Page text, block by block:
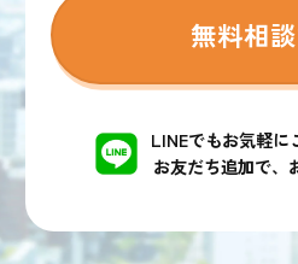
無料相
LINEでもお気軽に
お友だち追加で、